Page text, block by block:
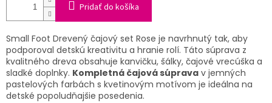
Pridať do košíka
Small Foot Drevený čajový set Rose je navrhnutý tak, aby
podporoval detskú kreativitu a hranie rolí. Táto súprava z
kvalitného dreva obsahuje kanvičku, šálky, čajové vrecúška a
sladké doplnky. Kompletná čajová súprava v jemných
pastelových farbách s kvetinovým motívom je ideálna na
detské popoludňajšie posedenia.